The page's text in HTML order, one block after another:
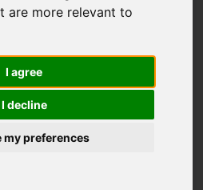
are more relevant to
I agree
I decline
my preferences
Г60-130016-2